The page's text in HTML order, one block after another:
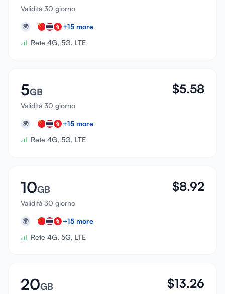
Validità 30 giorno
🌍 +15 more
Rete 4G, 5G, LTE
5GB
Validità 30 giorno
$5.58
🌍 +15 more
Rete 4G, 5G, LTE
10GB
Validità 30 giorno
$8.92
🌍 +15 more
Rete 4G, 5G, LTE
20GB $13.26